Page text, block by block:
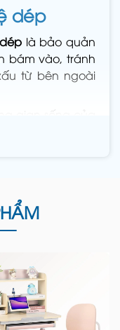
dép
là bảo quản
bám vào, tránh
từ bên ngoài
nắp, không
ngôi nhà, đây
tiên khi có
điểm nhấn, thiết
với tổng thể
riêng biệt.